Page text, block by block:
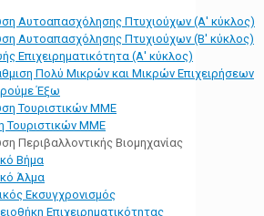
Αυτοαπασχόλησης Πτυχιούχων (Α' κύκλος)
Αυτοαπασχόλησης Πτυχιούχων (Β' κύκλος)
Επιχειρηματικότητα (Α' κύκλος)
Πολύ Μικρών και Μικρών Επιχειρήσεων
Έξω
Τουριστικών ΜΜΕ
Τουριστικών ΜΜΕ
Περιβαλλοντικής Βιομηχανίας
Βήμα
Άλμα
Εκσυγχρονισμός
Eπιχειρηματικότητας